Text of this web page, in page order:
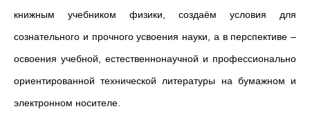
книжным учебником физики, создаём условия для
сознательного и прочного усвоения науки, а в перспективе –
освоения учебной, естественнонаучной и профессионально
ориентированной технической литературы на бумажном и
электронном носителе.